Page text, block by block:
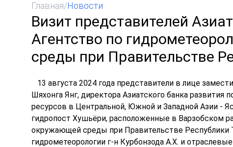
Главная/Новости
Визит представителей
Агентство по
среды при Правительстве
13 августа 2024 года представители в лице
Шяхонга Янг, директора Азиатского банка развития
ресурсов в Центральной, Южной и Западной Азии -
гидропост Хушьёри, расположенные в Варзобском
окружающей среды при Правительстве Республики
гидрометеорологии г-н Курбонзода А.Х. и